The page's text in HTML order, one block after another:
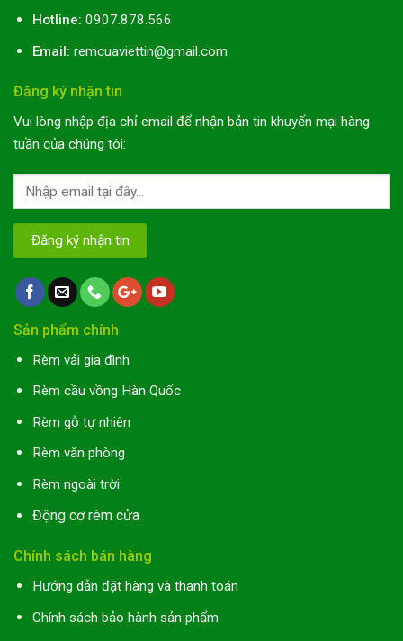
Hotline: 0907.878.566
Email: remcuaviettin@gmail.com
Đăng ký nhận tin
Vui lòng nhập địa chỉ email để nhận bản tin khuyến mại hàng
tuần của chúng tôi:
Sản phẩm chính
Rèm vải gia đình
Rèm cầu vồng Hàn Quốc
Rèm gỗ tự nhiên
Rèm văn phòng
Rèm ngoài trời
Động cơ rèm cửa
Chính sách bán hàng
Hướng dẫn đặt hàng và thanh toán
Chính sách bảo hành sản phẩm